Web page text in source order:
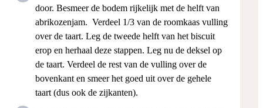
door. Besmeer de bodem rijkelijk met de helft van
abrikozenjam. Verdeel 1/3 van de roomkaas vulling
over de taart. Leg de tweede helft van het biscuit
erop en herhaal deze stappen. Leg nu de deksel op
de taart. Verdeel de rest van de vulling over de
bovenkant en smeer het goed uit over de gehele
taart (dus ook de zijkanten).